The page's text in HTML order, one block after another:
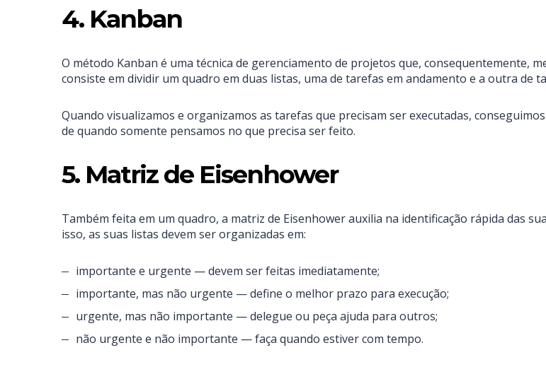
4. Kanban
O método Kanban é uma técnica de gerenciamento de projetos que, consequentemente,
consiste em dividir um quadro em duas listas, uma de tarefas em andamento e a outra de
Quando visualizamos e organizamos as tarefas que precisam ser executadas,
de quando somente pensamos no que precisa ser feito.
5. Matriz de Eisenhower
Também feita em um quadro, a matriz de Eisenhower auxilia na identificação rápida das
isso, as suas listas devem ser organizadas em:
importante e urgente — devem ser feitas imediatamente;
importante, mas não urgente — define o melhor prazo para execução;
urgente, mas não importante — delegue ou peça ajuda para outros;
não urgente e não importante — faça quando estiver com tempo.